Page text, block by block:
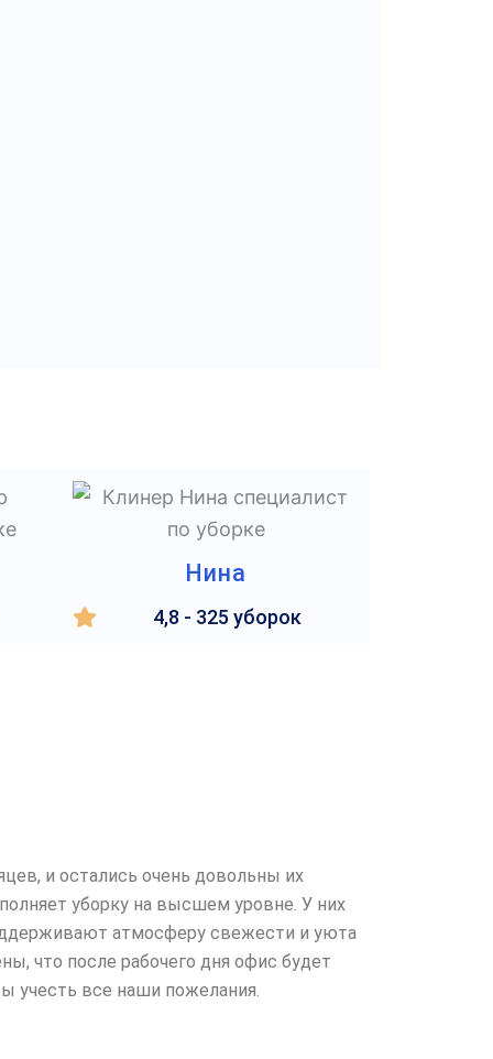
Нина
4,8 - 325 уборок
и остались очень довольны их
уборку на высшем уровне. У них
атмосферу свежести и уюта
что после рабочего дня офис будет
учесть все наши пожелания.